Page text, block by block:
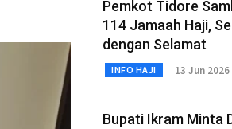
Pemkot Tidore
114 Jamaah Haji,
dengan Selamat
INFO HAJI 13 Jun 2026
Bupati Ikram Minta